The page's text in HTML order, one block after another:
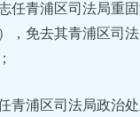
任青浦区司法局重
，免去其青浦区司
青浦区司法局政治